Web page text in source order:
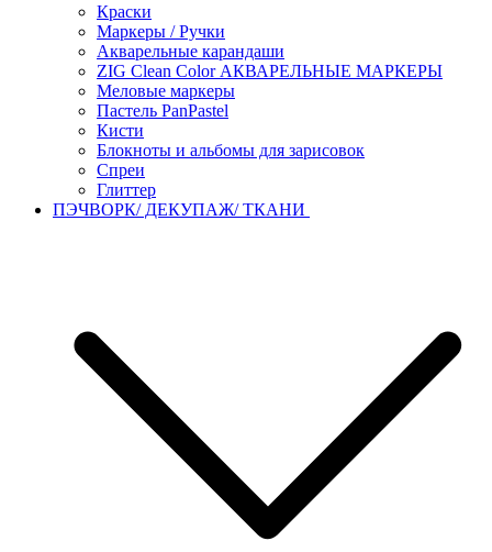
Краски
Маркеры / Ручки
Акварельные карандаши
ZIG Clean Color АКВАРЕЛЬНЫЕ МАРКЕРЫ
Меловые маркеры
Пастель PanPastel
Кисти
Блокноты и альбомы для зарисовок
Спреи
Глиттер
ПЭЧВОРК/ ДЕКУПАЖ/ ТКАНИ